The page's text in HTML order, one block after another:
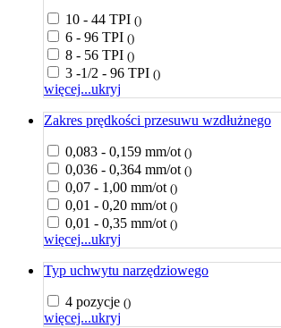
10 - 44 TPI ()
6 - 96 TPI ()
8 - 56 TPI ()
3 -1/2 - 96 TPI ()
więcej...ukryj
Zakres prędkości przesuwu wzdłużnego
0,083 - 0,159 mm/ot ()
0,036 - 0,364 mm/ot ()
0,07 - 1,00 mm/ot ()
0,01 - 0,20 mm/ot ()
0,01 - 0,35 mm/ot ()
więcej...ukryj
Typ uchwytu narzędziowego
4 pozycje ()
więcej...ukryj